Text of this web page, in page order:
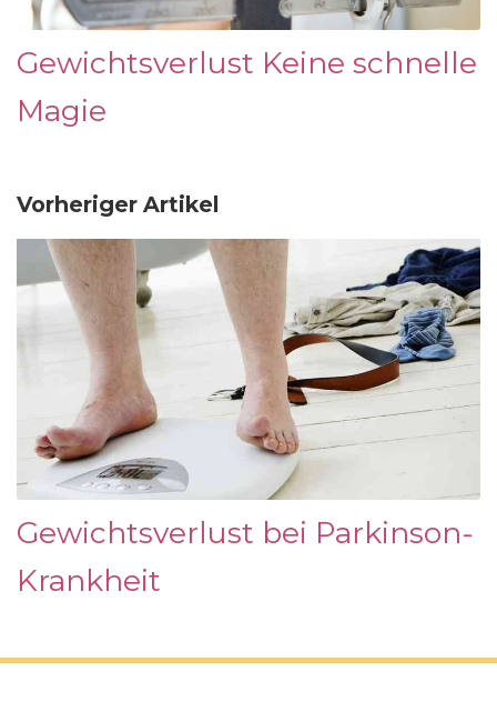
Gewichtsverlust Keine schnelle
Magie
Vorheriger Artikel
Gewichtsverlust bei Parkinson-
Krankheit